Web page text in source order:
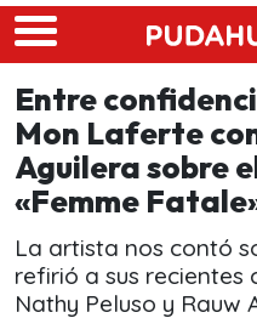
Skip to main content
Entre
Mon Laferte
Aguilera sobre
«Femme
La artista nos contó
refirió a sus recientes
Nathy Peluso y Rauw